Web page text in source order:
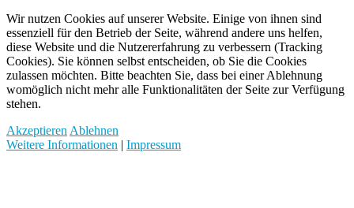
Wir nutzen Cookies auf unserer Website. Einige von ihnen sind
essenziell für den Betrieb der Seite, während andere uns helfen,
diese Website und die Nutzererfahrung zu verbessern (Tracking
Cookies). Sie können selbst entscheiden, ob Sie die Cookies
zulassen möchten. Bitte beachten Sie, dass bei einer Ablehnung
womöglich nicht mehr alle Funktionalitäten der Seite zur Verfügung
stehen.
AkzeptierenAblehnen
Weitere Informationen | Impressum